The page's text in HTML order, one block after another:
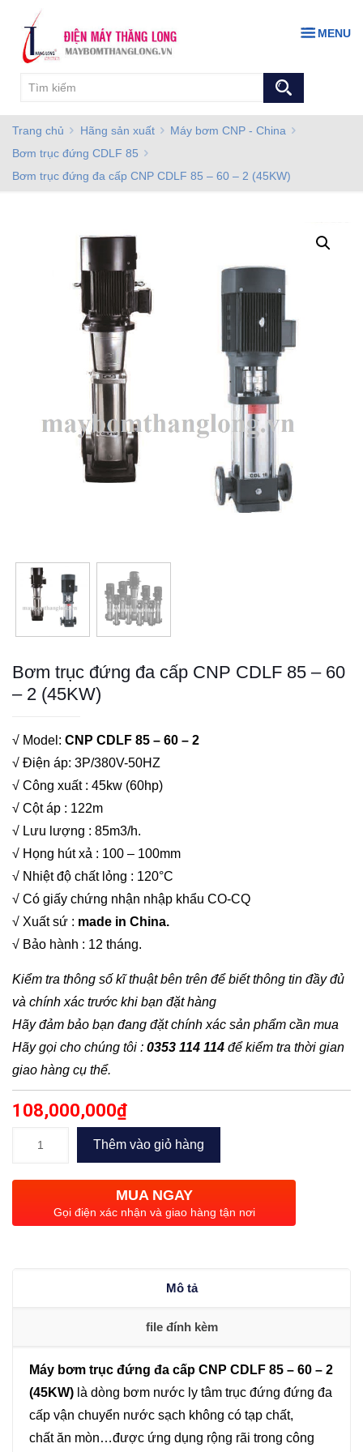
MENU
Trang chủ Hãng sản xuất
Máy bơm CNP - China
Bơm trục đứng CDLF 85
Bơm trục đứng đa cấp CNP CDLF 85 – 60 – 2 (45KW)
Bơm trục đứng đa cấp CNP CDLF 85 – 60
– 2 (45KW)
√ Model: CNP CDLF 85 – 60 – 2
√ Điện áp: 3P/380V-50HZ
√ Công xuất : 45kw (60hp)
√ Cột áp : 122m
√ Lưu lượng : 85m3/h.
√ Họng hút xả : 100 – 100mm
√ Nhiệt độ chất lỏng : 120°C
√ Có giấy chứng nhận nhập khẩu CO-CQ
√ Xuất sứ : made in China.
√ Bảo hành : 12 tháng.
Kiểm tra thông số kĩ thuật bên trên để biết thông tin đầy đủ
và chính xác trước khi bạn đặt hàng
Hãy đảm bảo bạn đang đặt chính xác sản phẩm cần mua
Hãy gọi cho chúng tôi : 0353 114 114 để kiểm tra thời gian
giao hàng cụ thể.
108,000,000₫
đứng
cấp
(45KW)
Thêm vào giỏ hàng
MUA NGAY
Gọi điện xác nhận và giao hàng tận nơi
Mô tả
file đính kèm
Máy bơm trục đứng đa cấp CNP CDLF 85 – 60 – 2
(45KW) là dòng bơm nước ly tâm trục đứng đứng đa
cấp vận chuyển nước sạch không có tạp chất,
chất ăn mòn…được ứng dụng rộng rãi trong công